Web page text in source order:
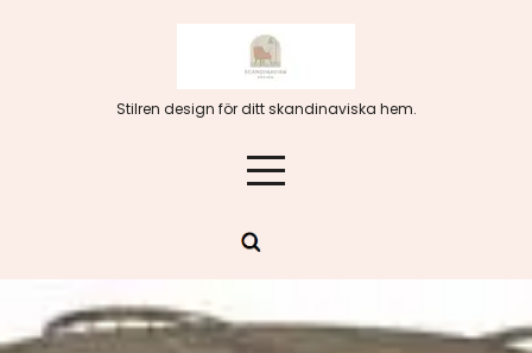
Stilren design för ditt skandinaviska hem.